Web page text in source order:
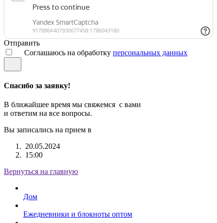
Отправить
Соглашаюсь на обработку персональных данных
Спасибо за заявку!
В ближайшее время мы свяжемся с вами
и ответим на все вопросы.
Вы записались на прием в
20.05.2024
15:00
Вернуться на главную
Дом
Ежедневники и блокноты оптом